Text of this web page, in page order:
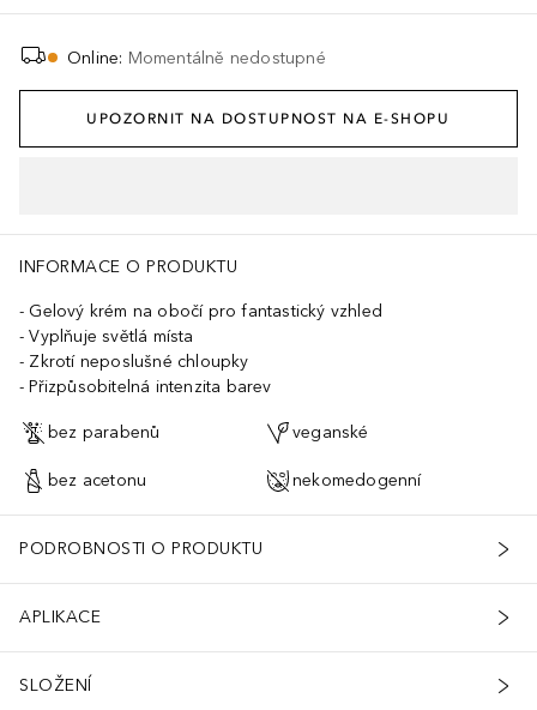
Online: Momentálně nedostupné
UPOZORNIT NA DOSTUPNOST NA E-SHOPU
INFORMACE O PRODUKTU
Gelový krém na obočí pro fantastický vzhled
Vyplňuje světlá místa
Zkrotí neposlušné chloupky
Přizpůsobitelná intenzita barev
bez parabenů veganské
bez acetonu nekomedogenní
PODROBNOSTI O PRODUKTU
APLIKACE
SLOŽENÍ